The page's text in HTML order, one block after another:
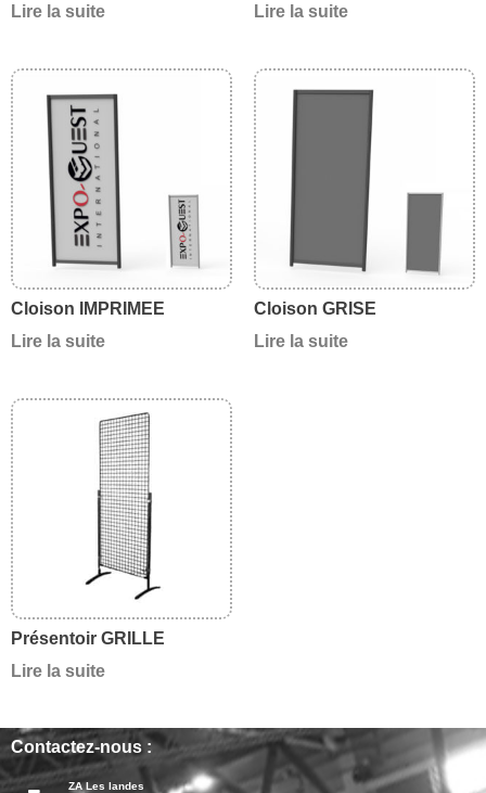
Lire la suite
Lire la suite
Cloison IMPRIMEE
Lire la suite
Cloison GRISE
Lire la suite
Présentoir GRILLE
Lire la suite
Contactez-nous :
ZA Les landes